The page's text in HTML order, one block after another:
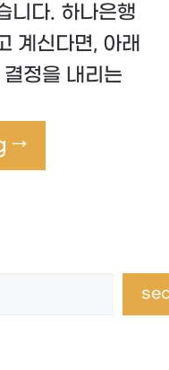
니다. 하나은행
계신다면, 아래
정을 내리는
→